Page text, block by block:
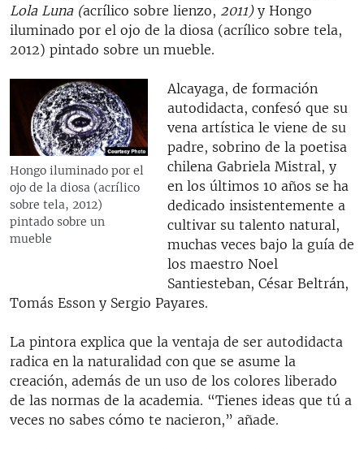
Lola Luna (acrílico sobre lienzo, 2011)y Hongo
iluminado por el ojo de la diosa (acrílico sobre tela,
2012) pintado sobre un mueble.
Hongo iluminado por el
ojo de la diosa (acrílico
sobre tela, 2012)
pintado sobre un
mueble
Alcayaga, de formación
autodidacta, confesó que su
vena artística le viene de su
padre, sobrino de la poetisa
chilena Gabriela Mistral, y
en los últimos 10 años se ha
dedicado insistentemente a
cultivar su talento natural,
muchas veces bajo la guía de
los maestro Noel
Santiesteban, César Beltrán,
Tomás Esson y Sergio Payares.
La pintora explica que la ventaja de ser autodidacta
radica en la naturalidad con que se asume la
creación, además de un uso de los colores liberado
de las normas de la academia. “Tienes ideas que tú a
veces no sabes cómo te nacieron,” añade.